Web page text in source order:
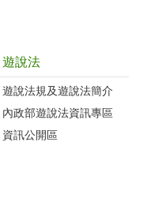
遊說法
遊說法規及遊說法簡介
內政部遊說法資訊專區
資訊公開區